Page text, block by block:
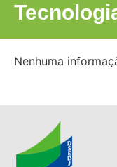
Nenhuma